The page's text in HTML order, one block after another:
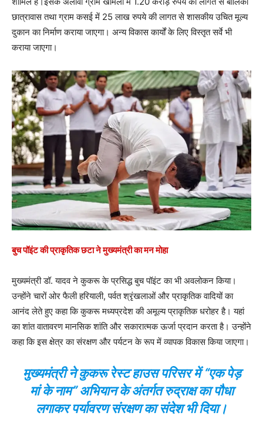
छात्रावास तथा ग्राम कसई में 25 लाख रुपये की लागत से शासकीय उचित मूल्य
दुकान का निर्माण कराया जाएगा। अन्य विकास कार्यों के लिए विस्तृत सर्वे भी
कराया जाएगा।
बुच पॉइंट की प्राकृतिक छटा ने मुख्यमंत्री का मन मोहा
मुख्यमंत्री डॉ. यादव ने कुकरू के प्रसिद्ध बुच पॉइंट का भी अवलोकन किया।
उन्होंने चारों ओर फैली हरियाली, पर्वत श्रृंखलाओं और प्राकृतिक वादियों का
आनंद लेते हुए कहा कि कुकरू मध्यप्रदेश की अमूल्य प्राकृतिक धरोहर है। यहां
का शांत वातावरण मानसिक शांति और सकारात्मक ऊर्जा प्रदान करता है। उन्होंने
कहा कि इस क्षेत्र का संरक्षण और पर्यटन के रूप में व्यापक विकास किया जाएगा।
मुख्यमंत्री ने कुकरू रेस्ट हाउस परिसर में “एक पेड़
मां के नाम” अभियान के अंतर्गत रुद्राक्ष का पौधा
लगाकर पर्यावरण संरक्षण का संदेश भी दिया।